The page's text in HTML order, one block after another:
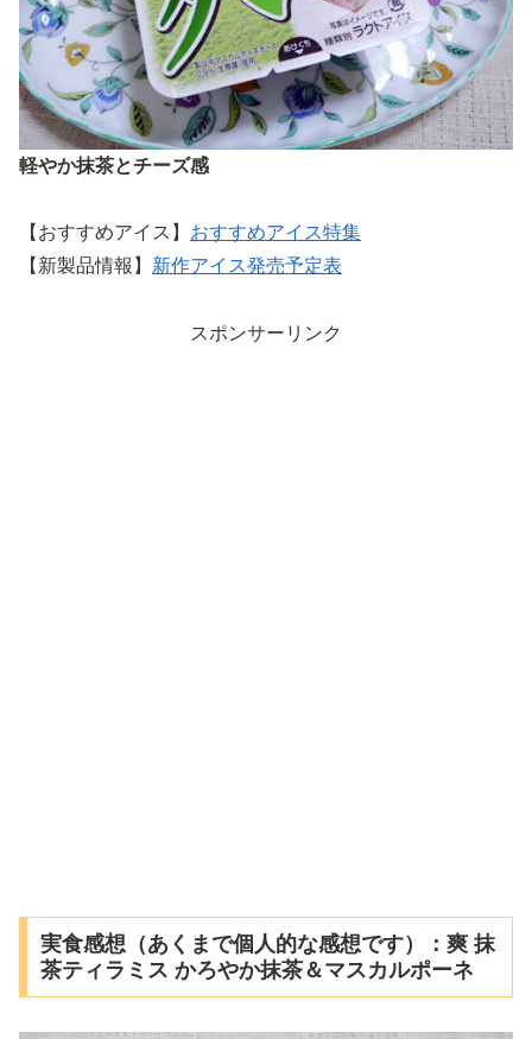
軽やか抹茶とチーズ感
【おすすめアイス】 おすすめアイス特集
【新製品情報】 新作アイス発売予定表
スポンサーリンク
実食感想（あくまで個人的な感想です）：爽 抹
茶ティラミス かろやか抹茶＆マスカルポーネ